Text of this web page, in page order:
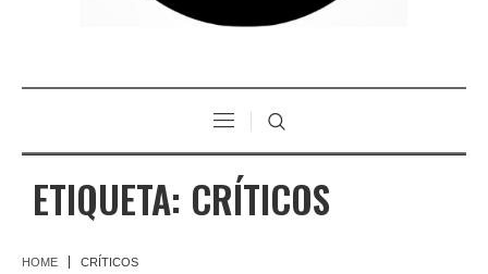
ETIQUETA: CRÍTICOS
HOME CRÍTICOS